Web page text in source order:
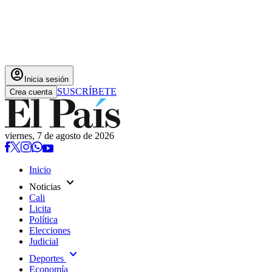
account_circle Inicia sesión
Crea cuenta SUSCRÍBETE
viernes, 7 de agosto de 2026
Inicio
Noticias expand_more
Cali
Licita
Política
Elecciones
Judicial
Deportes expand_more
Economía